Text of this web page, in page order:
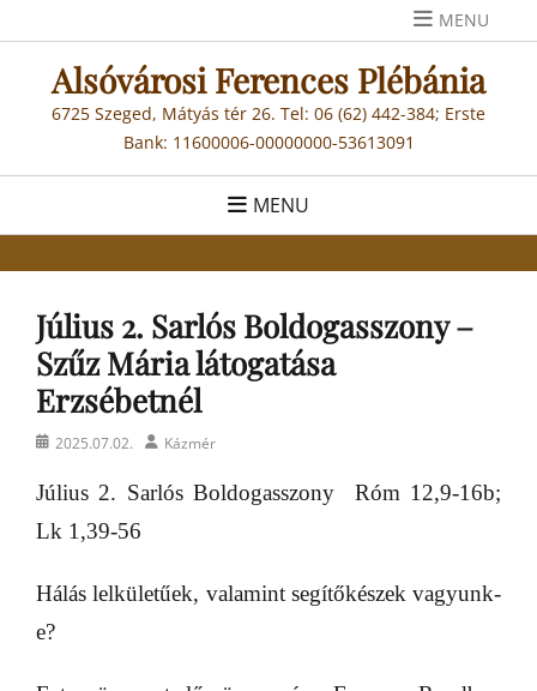
to
content
MENU
Alsóvárosi Ferences Plébánia
6725 Szeged, Mátyás tér 26. Tel: 06 (62) 442-384; Erste
Bank: 11600006-00000000-53613091
MENU
Július 2. Sarlós Boldogasszony –
Szűz Mária látogatása
Erzsébetnél
Posted2025.07.02. AuthorKázmér
Július 2. Sarlós Boldogasszony Róm 12,9-16b;
Lk 1,39-56
Hálás lelkületűek, valamint segítőkészek vagyunk-
e?